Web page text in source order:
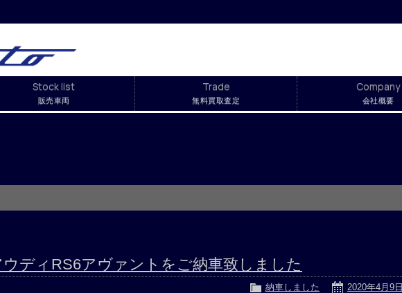
Stock list
販売車両
Trade
無料買取査定
Company
会社概要
ディRS6アヴァントをご納車致しました
2020年4月9日
納車しました